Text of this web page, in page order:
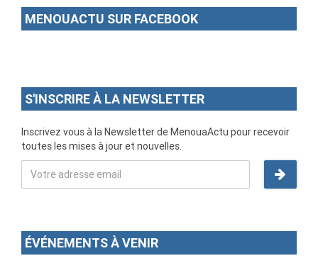
MENOUACTU SUR FACEBOOK
S'INSCRIRE À LA NEWSLETTER
Inscrivez vous à la Newsletter de MenouaActu pour recevoir
toutes les mises à jour et nouvelles.
ÉVÉNEMENTS À VENIR